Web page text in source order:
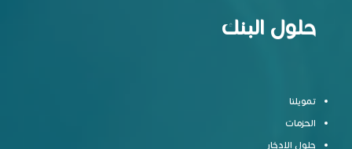
حلول البنك
تمويلنا
الحزمات
حلول الادخار